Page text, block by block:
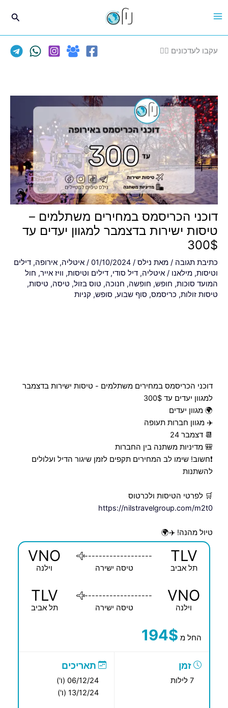
לתוכן
עקבו לעדכונים 👈🏽
דוכני הכריסמס במחירים משתלמים –
טיסות ישירות בדצמבר למגוון יעדים עד
300$
כתיבת תגובה / מאת נילס /
01/10/2024
/ איטליה, אירופה, דילים
וטיסות, מילאנו / איטליה, דיל סודי, דילים וטיסות, וויז אייר, חול
המועד סוכות, חופש, חופשה, חנוכה, טוס בזול, טיסה, טיסות,
טיסות זולות, כריסמס, סוף שבוע, סופש, קניות
דוכני הכריסמס במחירים משתלמים - טיסות ישירות בדצמבר
למגוון יעדים עד 300$
🌍 מגוון יעדים
✈️ מגוון חברות תעופה
📆 דצמבר 24
🎒 מדיניות משתנה בין החברות
❗️חשוב! שימו לב המחירים תקפים לזמן שיגור הדיל ועלולים
להשתנות
🛒 לפרטי הטיסות ולכרטוס
https://nilstravelgroup.com/m2t0
טיול מהנה! ✈️🌍
TLV
תל אביב
-------------------
טיסה ישירה
VNO
וילנה
VNO
וילנה
-------------------
טיסה ישירה
TLV
תל אביב
החל מ 194$
זמן
7 לילות
תאריכים
06/12/24 (ו')
13/12/24 (ו')